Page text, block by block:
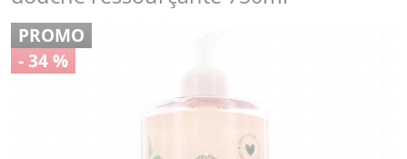
PROMO
- 34 %